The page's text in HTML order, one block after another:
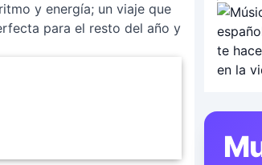
y energía; un viaje que
para el resto del año y